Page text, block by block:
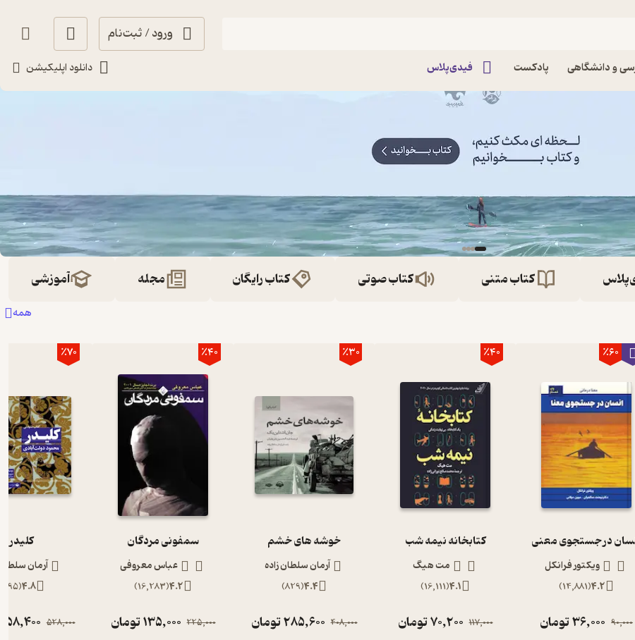
ورود / ثبت‌نام
و دانشگاهی پادکست فیدی‌پلاس دانلود اپلیکیشن
کتاب متنی کتاب صوتی کتاب رایگان مجله آموزشی
همه
٪60
در جستجوی معنی
ویکتور فرانکل
4.2
(
14,881
)
90,000
36,000تومان
٪40
کتابخانه نیمه شب
مت هیگ
4.1
(
16,111
)
117,000
70,200تومان
٪30
خوشه های خشم
آرمان سلطان زاده
4.4
(
829
)
408,000
285,600تومان
٪40
سمفونی مردگان
عباس معروفی
4.2
(
16,283
)
225,000
135,000تومان
٪70
کلیدر
آرمان
4.8
(
895
528,000
158,400